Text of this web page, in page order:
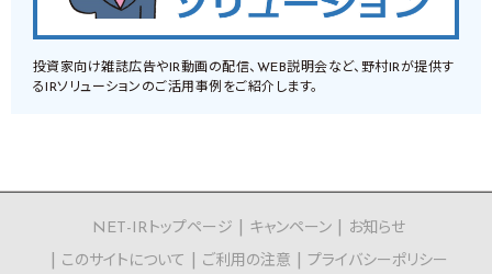
投資家向け雑誌広告やIR動画の配信、WEB説明会など、野村IRが提供す
るIRソリューションのご活用事例をご紹介します。
NET-IRトップページ キャンペーン
お知らせ
このサイトについて
ご利用の注意
プライバシーポリシー